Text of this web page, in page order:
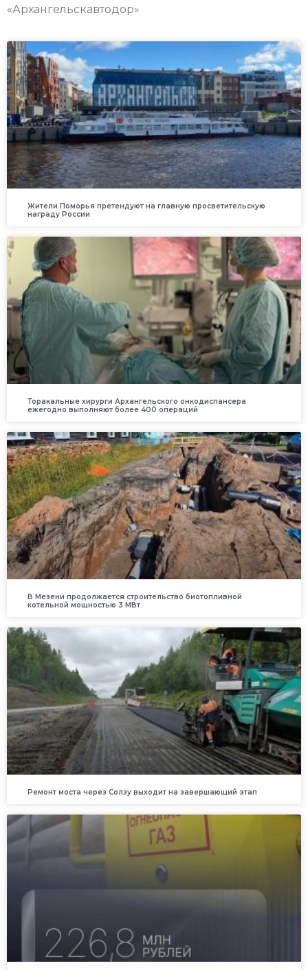
«Архангельскавтодор»
Жители Поморья претендуют на главную просветительскую
награду России
Торакальные хирурги Архангельского онкодиспансера
ежегодно выполняют более 400 операций
В Мезени продолжается строительство биотопливной
котельной мощностью 3 МВт
Ремонт моста через Солзу выходит на завершающий этап